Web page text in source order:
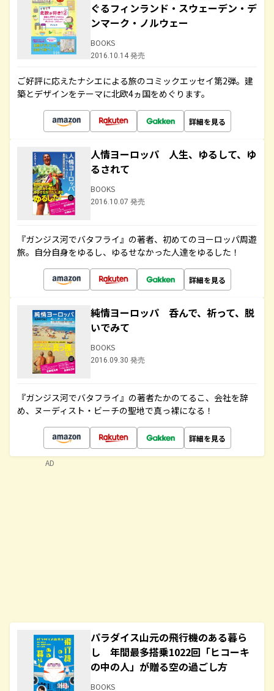
ぐるフィンランド・スウェーデン・デ
ンマーク・ノルウェー
BOOKS
2016.10.14 発売
ご好評に応えたナシエによる旅のコミックエッセイ第2弾。建
築とデザインをテーマに北欧4ヵ国をめぐります。
詳細を見る
人情ヨーロッパ 人生、ゆるして、ゆ
るされて
BOOKS
2016.10.07 発売
『ガンジス河でバタフライ』の著者、初めてのヨーロッパ周遊
旅。自分自身をゆるし、ゆるせなかった人達をゆるした！
詳細を見る
純情ヨーロッパ 呑んで、祈って、脱
いでみて
BOOKS
2016.09.30 発売
『ガンジス河でバタフライ』の著者たかのてるこ、会社を辞
め、ヌーディスト・ビーチの聖地で真っ裸になる！
詳細を見る
パラダイス山元の飛行機のある暮ら
し 年間最多搭乗1022回「ヒコーキ
の中の人」が贈る空の過ごし方
BOOKS
AD